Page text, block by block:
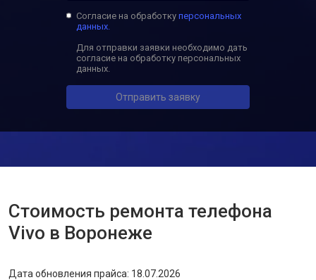
Согласие на обработку персональных
данных.
Для отправки заявки необходимо дать
согласие на обработку персональных
данных.
Отправить заявку
Стоимость ремонта телефона
Vivo в Воронеже
Дата обновления прайса: 18.07.2026